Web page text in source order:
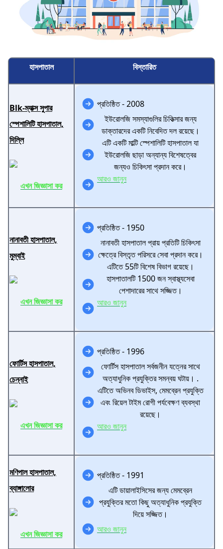
হাসপাতাল বিস্তারিত
Blk-ম্যাক্স সুপার
স্পেশালিটি হাসপাতাল,
দিল্লি
এখন জিজ্ঞাসা কর
প্রতিষ্ঠিত - 2008
ইউরোলজি সমস্যাগুলির চিকিত্সার জন্য
ডাক্তারদের একটি নিবেদিত দল রয়েছে।
এটি একটি মাল্টি স্পেশালিটি হাসপাতাল যা
ইউরোলজি ছাড়া অন্যান্য বিশেষত্বের
জন্যও চিকিৎসা প্রদান করে।
আরও জানুন
নানাবতী হাসপাতাল,
মুম্বাই
এখন জিজ্ঞাসা কর
প্রতিষ্ঠিত - 1950
নানাবতী হাসপাতাল প্রায় প্রতিটি চিকিৎসা
ক্ষেত্রে বিস্তৃত পরিসরে সেবা প্রদান করে।
এটিতে 55টি বিশেষ বিভাগ রয়েছে।
হাসপাতালটি 1500 জন স্বাস্থ্যসেবা
পেশাদারের সাথে সজ্জিত।
আরও জানুন
ফোর্টিস হাসপাতাল,
চেন্নাই
এখন জিজ্ঞাসা কর
প্রতিষ্ঠিত - 1996
ফোর্টিস হাসপাতাল সর্বজনীন যত্নের সাথে
অত্যাধুনিক প্রযুক্তির সমন্বয় ঘটায়। .
এটিতে অভিনব ডিভাইস, মেমব্রেন প্রযুক্তি
এবং রিয়েল টাইম রোগী পর্যবেক্ষণ ব্যবস্থা
রয়েছে।
আরও জানুন
মণিপাল হাসপাতাল,
ব্যাঙ্গালোর
এখন জিজ্ঞাসা কর
প্রতিষ্ঠিত - 1991
এটি ডায়ালাইসিসের জন্য মেমব্রেন
প্রযুক্তির মতো কিছু অত্যাধুনিক প্রযুক্তি
দিয়ে সজ্জিত।
আরও জানুন